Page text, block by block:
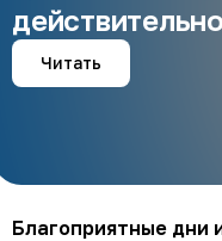
Читать
Благоприятные дни